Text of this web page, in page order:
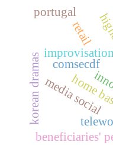
home
beneficiaries'
comsecdf
improvisation
retail
korean dramasmedia social
portugal